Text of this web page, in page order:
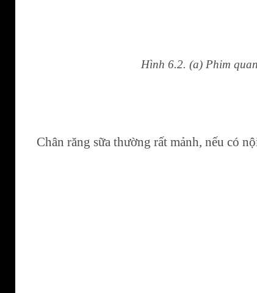
Hình 6.2. (a) Phim
Chân răng sữa thường rất mảnh, nếu có